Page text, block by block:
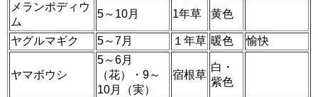
メランポディウ
ム
5～10月 1年草 黄色
ヤグルマギク 5～7月 １年草 暖色 愉快
ヤマボウシ
5～6月
（花）・9～
10月（実）
宿根草
白・
紫色